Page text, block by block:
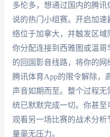
多伦多，想通过国内的腾
说的热门小组赛。开启加速
络位于加拿大，并触发区
你分配连接到西雅图或温
的回国影音线路，将你的网
腾讯体育App的限令解除，
声音如期而至。整个过程
统已默默完成一切。你甚至
观看另一场比赛的战术分
量毫无压力。